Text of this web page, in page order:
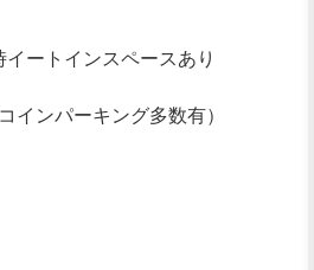
ートインスペースあり
インパーキング多数有）